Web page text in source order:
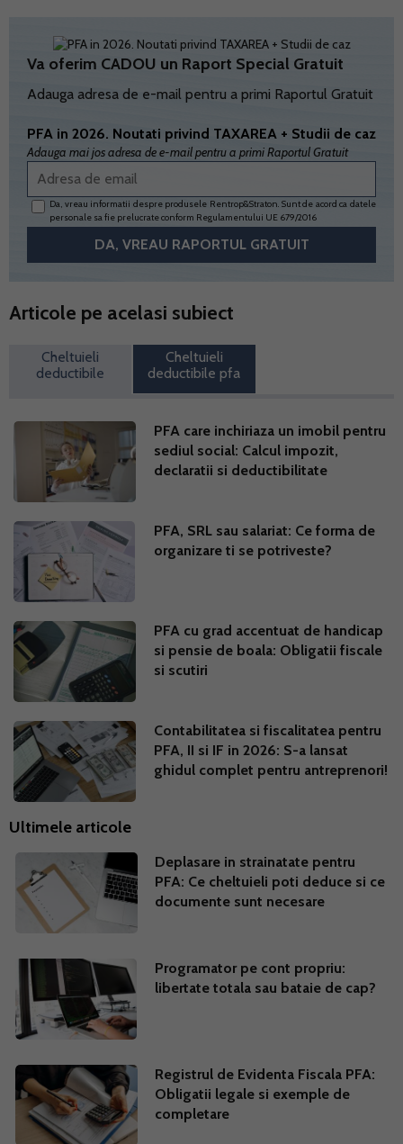
Va oferim CADOU un Raport Special Gratuit
Adauga adresa de e-mail pentru a primi Raportul Gratuit
PFA in 2026. Noutati privind TAXAREA + Studii de caz
Adauga mai jos adresa de e-mail pentru a primi Raportul Gratuit
Da, vreau informatii despre produsele Rentrop&Straton. Sunt de acord ca datele
personale sa fie prelucrate conform Regulamentului UE 679/2016
Articole pe acelasi subiect
Cheltuieli
deductibile
Cheltuieli
deductibile pfa
PFA care inchiriaza un imobil pentru
sediul social: Calcul impozit,
declaratii si deductibilitate
PFA, SRL sau salariat: Ce forma de
organizare ti se potriveste?
PFA cu grad accentuat de handicap
si pensie de boala: Obligatii fiscale
si scutiri
Contabilitatea si fiscalitatea pentru
PFA, II si IF in 2026: S-a lansat
ghidul complet pentru antreprenori!
Ultimele articole
Deplasare in strainatate pentru
PFA: Ce cheltuieli poti deduce si ce
documente sunt necesare
Programator pe cont propriu:
libertate totala sau bataie de cap?
Registrul de Evidenta Fiscala PFA:
Obligatii legale si exemple de
completare